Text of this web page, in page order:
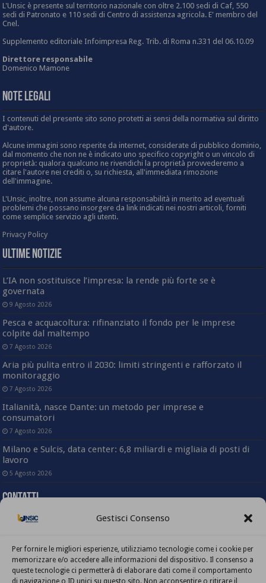
Gestisci Consenso
Per fornire le migliori esperienze, utilizziamo tecnologie come i cookie per
memorizzare e/o accedere alle informazioni del dispositivo. Il consenso a
queste tecnologie ci permetterà di elaborare dati come il comportamento
di navigazione o ID unici su questo sito. Non acconsentire o ritirare il
L'Unsic è presente sul territorio nazionale con oltre 2.100 sedi di Caf, 550
sedi di Patronato e 110 sedi di Centro di assistenza agricola. E' membro del
Cnel.
Supplemento editoriale Infoimpresa Reg. Trib. di Roma n.331 del 06.10.09
Direttore responsabile
Domenico Mamone
Note Legali
I contenuti del presente sito sono protetti ai sensi della normativa sul diritto
d'autore.
Alcune immagini sono reperite da internet, considerate di pubblico dominio,
dal momento che non ne è indicato uno specifico copyright o un vincolo di
proprietà: qualora qualcuno ne rivendichi la proprietà provvederemo a
citare l'autore nei crediti o, su richiesta, all'immediata rimozione
dell'immagine.
L'Unsic, inoltre, non assume alcuna responsabilità in merito ad eventuali
problemi che possano insorgere da link indicati nei nostri articoli, forniti
come semplice servizio agli utenti.
Privacy Policy
Ultime Notizie
L’IA non sostituisce l’impresa: la rende più forte se è
governata
9 Agosto 2026
Pesca e acquacoltura: rifinanziato il fondo per le imprese
colpite dal maltempo
7 Agosto 2026
Aria più pulita entro il 2030: limiti stringenti e rafforzato il
monitoraggio
7 Agosto 2026
Italianità, nasce Dante: un metodo per imprese e
consumatori
7 Agosto 2026
Milano e Sulcis, data center: 6,8 miliardi e migliaia di posti di
lavoro
5 Agosto 2026
Contatti
Sede nazionale
Tel. 06-58333803
Fax. 06-5817414
Mail: info@unsic.it